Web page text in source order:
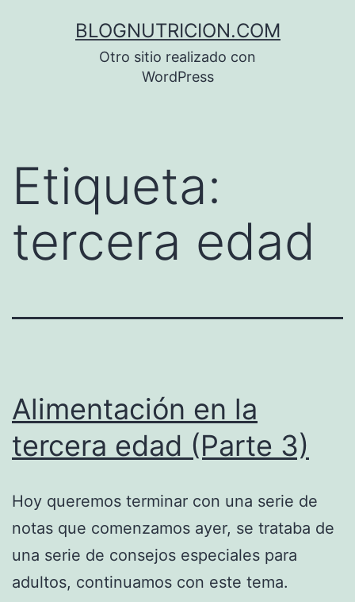
BLOGNUTRICION.COM
Otro sitio realizado con
WordPress
Etiqueta:
tercera edad
Alimentación en la
tercera edad (Parte 3)
Hoy queremos terminar con una serie de
notas que comenzamos ayer, se trataba de
una serie de consejos especiales para
adultos, continuamos con este tema.